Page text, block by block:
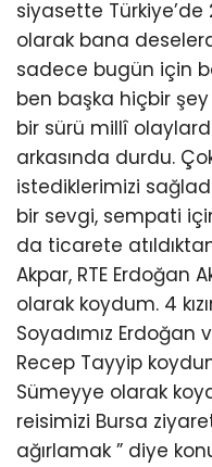
siyasette
olarak bana
sadece bugün için
ben başka hiçbir
bir sürü millî
arkasında durdu.
istediklerimizi
bir sevgi, sempati
da ticarete
Akpar, RTE Erdoğan
olarak koydum. 4
Soyadımız Erdoğan
Recep Tayyip
Sümeyye olarak
reisimizi Bursa
ağırlamak ” diye